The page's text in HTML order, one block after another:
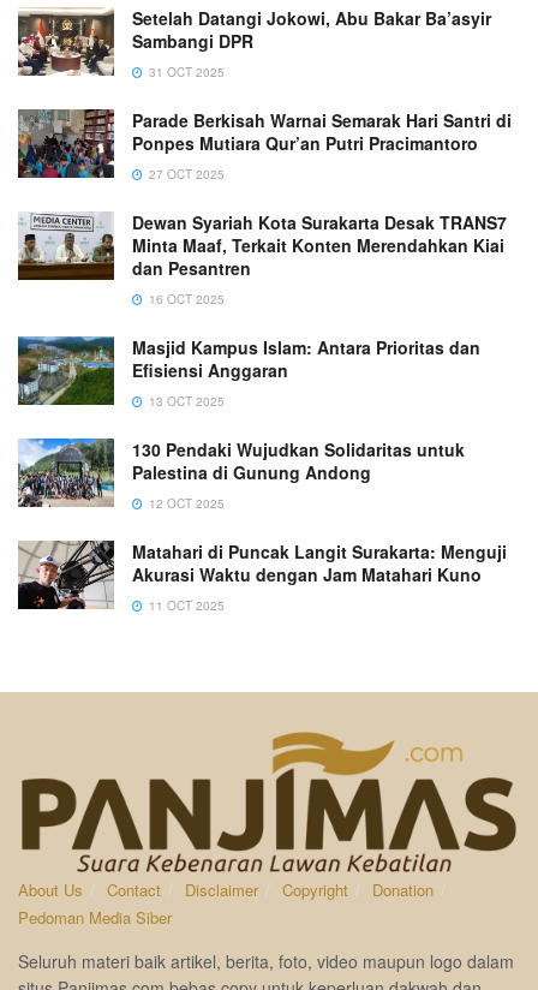
Setelah Datangi Jokowi, Abu Bakar Ba’asyir
Sambangi DPR
31 OCT 2025
Parade Berkisah Warnai Semarak Hari Santri di
Ponpes Mutiara Qur’an Putri Pracimantoro
27 OCT 2025
Dewan Syariah Kota Surakarta Desak TRANS7
Minta Maaf, Terkait Konten Merendahkan Kiai
dan Pesantren
16 OCT 2025
Masjid Kampus Islam: Antara Prioritas dan
Efisiensi Anggaran
13 OCT 2025
130 Pendaki Wujudkan Solidaritas untuk
Palestina di Gunung Andong
12 OCT 2025
Matahari di Puncak Langit Surakarta: Menguji
Akurasi Waktu dengan Jam Matahari Kuno
11 OCT 2025
About Us Contact Disclaimer Copyright
Donation
Pedoman Media Siber
Seluruh materi baik artikel, berita, foto, video maupun logo dalam